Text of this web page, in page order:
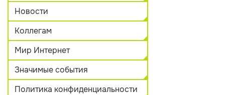
Новости
Коллегам
Мир Интернет
Значимые события
Политика конфиденциальности